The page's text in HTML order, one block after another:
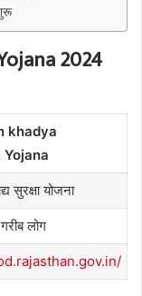
2024
khadya
सुरक्षा योजना
लोग